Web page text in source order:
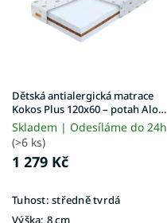
u
k
t
ů
Dětská antialergická matrace
Kokos Plus 120x60 – potah Aloe
Vera
Skladem | Odesíláme do 24h
(>6 ks)
1 279 Kč
Tuhost: středně tvrdá
Výška: 8 cm